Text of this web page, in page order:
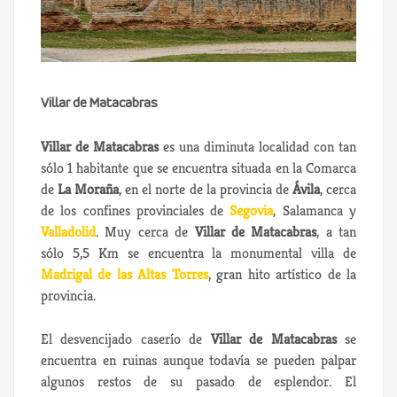
Villar de Matacabras
Villar de Matacabrases una diminuta localidad con tan
sólo 1 habitante que se encuentra situada en la Comarca
deLa Moraña, en el norte de la provincia deÁvila, cerca
de los confines provinciales deSegovia, Salamanca y
Valladolid. Muy cerca de Villar de Matacabras, a tan
sólo 5,5 Km se encuentra la monumental villa de
Madrigal de las Altas Torres, gran hito artístico de la
provincia.
El desvencijado caserío de Villar de Matacabrasse
encuentra en ruinas aunque todavía se pueden palpar
algunos restos de su pasado de esplendor. El